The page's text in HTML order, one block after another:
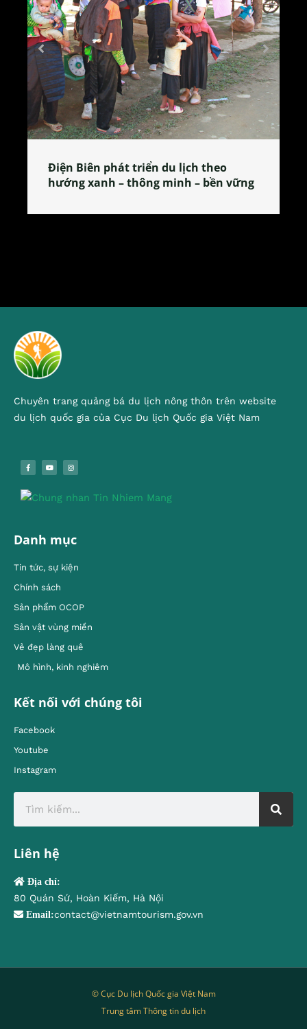
Làng làm bánh tẻ Phú Nhi – nơi lan
tỏa đặc sản xứ Đoài
Chuyên trang quảng bá du lịch nông thôn trên website
du lịch quốc gia của Cục Du lịch Quốc gia Việt Nam
Danh mục
Tin tức, sự kiện
Chính sách
Sản phẩm OCOP
Sản vật vùng miền
Vẻ đẹp làng quê
Mô hình, kinh nghiêm
Kết nối với chúng tôi
Facebook
Youtube
Instagram
Liên hệ
Địa chỉ:
80 Quán Sứ, Hoàn Kiếm, Hà Nội
Email:contact@vietnamtourism.gov.vn
© Cục Du lịch Quốc gia Việt Nam
Trung tâm Thông tin du lịch